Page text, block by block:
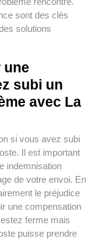
sont des clés
solutions
une
subi un
avec La
si vous avez subi
Il est important
indemnisation
de votre envoi. En
le préjudice
une compensation
ferme mais
puisse prendre